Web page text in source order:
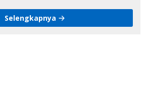
Selengkapnya